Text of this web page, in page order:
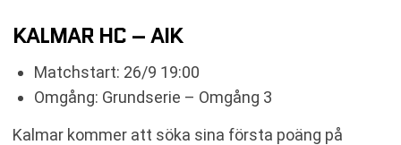
KALMAR HC – AIK
Matchstart: 26/9 19:00
Omgång: Grundserie – Omgång 3
Kalmar kommer att söka sina första poäng på